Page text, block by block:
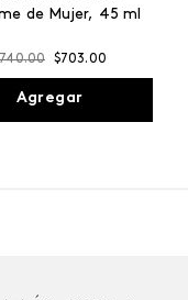
de Mujer, 45 ml
740.00 $703.00
Agregar